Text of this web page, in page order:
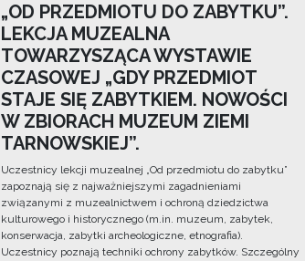
„OD PRZEDMIOTU DO ZABYTKU”.
LEKCJA MUZEALNA
TOWARZYSZĄCA WYSTAWIE
CZASOWEJ „GDY PRZEDMIOT
STAJE SIĘ ZABYTKIEM. NOWOŚCI
W ZBIORACH MUZEUM ZIEMI
TARNOWSKIEJ”.
Uczestnicy lekcji muzealnej „Od przedmiotu do zabytku”
zapoznają się z najważniejszymi zagadnieniami
związanymi z muzealnictwem i ochroną dziedzictwa
kulturowego i historycznego (m.in. muzeum, zabytek,
konserwacja, zabytki archeologiczne, etnografia).
Uczestnicy poznają techniki ochrony zabytków. Szczególny